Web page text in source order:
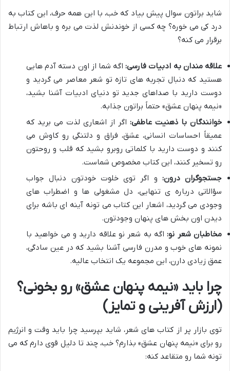
شاید براتون سوال پیش بیاد که خب، با این همه حرف، این کتاب به
درد کی می خوره؟ چه کسی از خوندنش لذت می بره و باهاش ارتباط
برقرار می کنه؟
علاقه مندان به ادبیات فارسی:اگه شما از اون دسته آدم هایی
هستید که دنبال تجربه های تازه تو شعر معاصر می گردید و
دوست دارید با صداهای جدید تو دنیای ادبیات آشنا بشید،
«نیمه پنهان عشق» حتماً براتون جذابه.
خوانندگان با ذهنیت عاطفی: اگر از اشعاری لذت می برید که
عمیقاً احساسات انسانی، عشق، فراق و دلتنگی رو کاوش می
کنند و دوست دارید با کلماتی روبرو بشید که قلب و روحتون
رو تسخیر کنند، این کتاب مخصوص شماست.
جستجوگران درون: و اگر توی خلوت خودتون دنبال جواب
سؤالاتی درباره ی تنهایی، دل مشغولی ها و اضطراب های
وجودی می گردید، اشعار این کتاب می تونه آینه ای باشه برای
دیدن اون بخش های پنهان وجودتون.
مخاطبان شعر نو:اگه به شعر نو علاقه دارید و می خواهید با
نمونه های خوب و مدرن فارسی آشنا بشید که در عین سادگی،
عمق زیادی دارن، این مجموعه یک انتخاب عالیه.
چرا باید «نیمه پنهان عشق» رو بخونی؟
(ارزش آفرینی و تمایز)
توی بازار پر از کتاب های شعر، شاید بپرسید چرا باید وقت و انرژیم
رو برای «نیمه پنهان عشق» بذارم؟ خب، چند تا دلیل قوی دارم که می
تونه شما رو متقاعد کنه: